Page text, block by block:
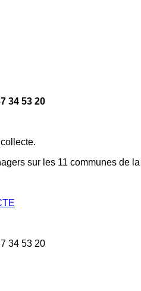
34 53 20
sur les 11 communes de
34 53 20